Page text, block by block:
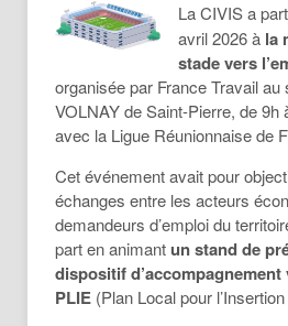
La CIVIS a
avril 2026 à la
stade vers
organisée par France Travail au
VOLNAY de Saint-Pierre, de 9h
avec la Ligue Réunionnaise de
Cet événement avait pour
échanges entre les acteurs
demandeurs d’emploi du
part en animantun stand de
dispositif d’accompagnement
PLIE (Plan Local pour